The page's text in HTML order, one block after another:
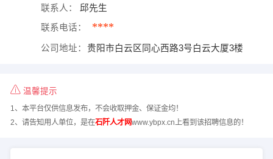
联系人： 邱先生
联系电话： ****
公司地址： 贵阳市白云区同心西路3号白云大厦3楼
温馨提示
1、本平台仅供信息发布，不会收取押金、保证金均！
2、请告知用人单位，是在石阡人才网www.ybpx.cn上看到该招聘信息的！